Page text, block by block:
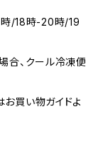
時/18時-20時/19
合、クール冷凍便
お買い物ガイドよ